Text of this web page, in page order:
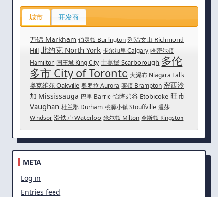
城市 开发商
万锦 Markham 伯灵顿 Burlington 列治文山 Richmond
Hill 北约克 North York 卡尔加里 Calgary 哈密尔顿
Hamilton 国王城 King City 士嘉堡 Scarborough 多伦
多市 City of Toronto 大瀑布 Niagara Falls
奥克维尔 Oakville 奥罗拉 Aurora 宾顿 Brampton 密西沙
加 Mississauga 巴里 Barrie 怡陶碧谷 Etobicoke 旺市
Vaughan 杜兰郡 Durham 桃源小镇 Stouffville 温莎
Windsor 滑铁卢 Waterloo 米尔顿 Milton 金斯顿 Kingston
META
Log in
Entries feed